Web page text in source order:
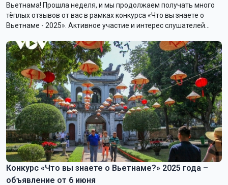
Вьетнама! Прошла неделя, и мы продолжаем получать много
тёплых отзывов от вас в рамках конкурса «Что вы знаете о
Вьетнаме - 2025». Активное участие и интерес слушателей
критериев оценки уровня взаимодействия между
радиопрограммами Канала иновещания Радио Голос
Вьетнама и слушателями — как иностранцами, так и
вьетнамцами, проживающими за рубежом.
Конкурс «Что вы знаете о Вьетнаме?» 2025 года –
объявление от 6 июня